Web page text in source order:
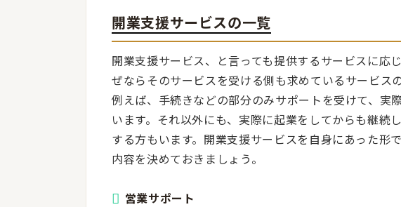
開業支援サービスの一覧
開業支援サービス、と言っても提供するサービスに応
ぜならそのサービスを受ける側も求めているサービス
例えば、手続きなどの部分のみサポートを受けて、実
います。それ以外にも、実際に起業をしてからも継続
する方もいます。開業支援サービスを自身にあった形
内容を決めておきましょう。
営業サポート